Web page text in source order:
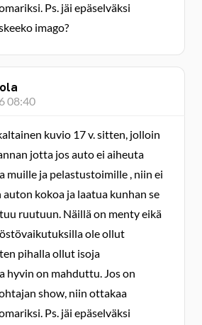
Ps. jäi epäselväksi
imago?
08:40
kuvio 17 v. sitten, jolloin
jotta jos auto ei aiheuta
muille ja pelastustoimille , niin ei
kokoa ja laatua kunhan se
ruutuun. Näillä on menty eikä
ole ollut
pihalla ollut isoja
hyvin on mahduttu. Jos on
show, niin ottakaa
Ps. jäi epäselväksi